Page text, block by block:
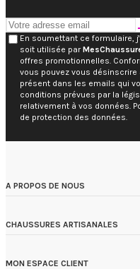
En soumettant ce formulaire,
soit utilisée par
offres promotionnelles.
vous pouvez vous
présent dans les emails qui
conditions prévues par la
relativement à vos données.
de protection des données.
A PROPOS DE NOUS
CHAUSSURES ARTISANALES
MON ESPACE CLIENT